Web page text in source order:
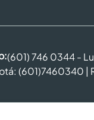
(601) 746 0344 -
(601)7460340 |